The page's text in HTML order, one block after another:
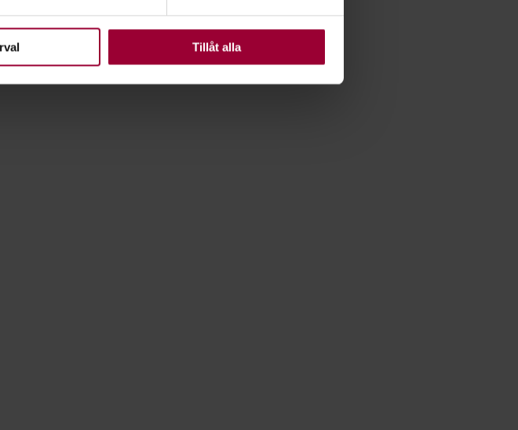
(cookies) på vår webbplats. Vissa kakor är
Tillåt alla